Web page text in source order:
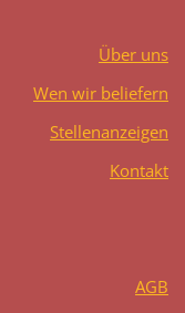
Über uns
Wen wir beliefern
Stellenanzeigen
Kontakt
AGB